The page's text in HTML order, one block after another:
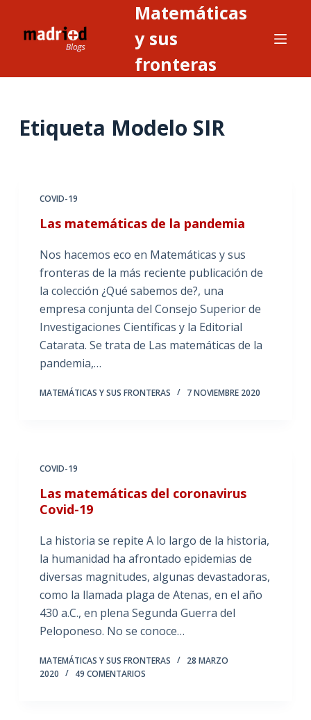
Matemáticas
y sus
fronteras
Etiqueta Modelo SIR
COVID-19
Las matemáticas de la pandemia
Nos hacemos eco en Matemáticas y sus
fronteras de la más reciente publicación de
la colección ¿Qué sabemos de?, una
empresa conjunta del Consejo Superior de
Investigaciones Científicas y la Editorial
Catarata. Se trata de Las matemáticas de la
pandemia,…
MATEMÁTICAS Y SUS FRONTERAS 7 NOVIEMBRE 2020
COVID-19
Las matemáticas del coronavirus
Covid-19
La historia se repite A lo largo de la historia,
la humanidad ha afrontado epidemias de
diversas magnitudes, algunas devastadoras,
como la llamada plaga de Atenas, en el año
430 a.C., en plena Segunda Guerra del
Peloponeso. No se conoce…
MATEMÁTICAS Y SUS FRONTERAS
28 MARZO
2020
49 COMENTARIOS